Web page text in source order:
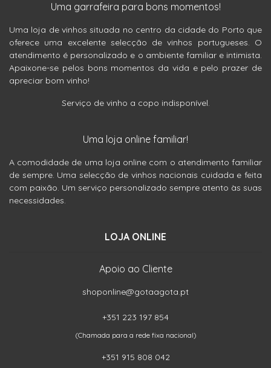
Uma garrafeira para bons momentos!
Uma loja de vinhos situada no centro da cidade do Porto que
oferece uma excelente selecção de vinhos portugueses. O
atendimento é personalizado e o ambiente familiar e intimista.
Apaixone-se pelos bons momentos da vida e pelo prazer de
apreciar bom vinho!
Serviço de vinho a copo indisponível.
Uma loja online familiar!
A comodidade de uma loja online com o atendimento familiar
de sempre. Uma selecção de vinhos nacionais cuidada e feita
com paixão. Um serviço personalizado sempre atento às suas
necessidades.
LOJA ONLINE
Apoio ao Cliente
shoponline@gotaagota.pt
+351 223 197 854
(Chamada para a rede fixa nacional)
+351 915 808 042